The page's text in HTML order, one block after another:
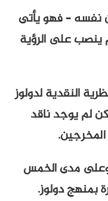
نفسه – فهو يأتى
ينصب على الرؤية
النقدية لدولوز
لم يوجد ناقد
وعلى مدى الخمس
بمنهج دولوز.